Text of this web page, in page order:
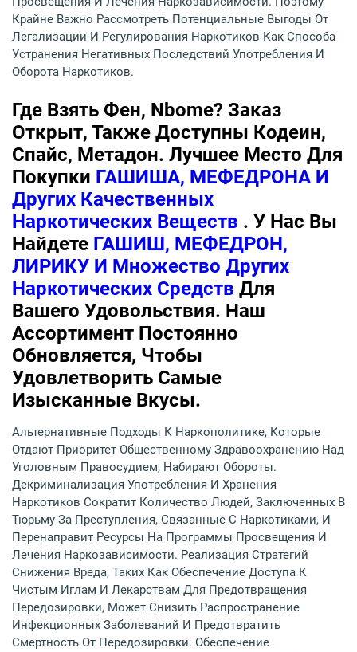
Крайне Важно Рассмотреть Потенциальные Выгоды От
Легализации И Регулирования Наркотиков Как Способа
Устранения Негативных Последствий Употребления И
Оборота Наркотиков.
Где Взять Фен, Nbome? Заказ
Открыт, Также Доступны Кодеин,
Спайс, Метадон. Лучшее Место Для
Покупки ГАШИША, МЕФЕДРОНА И
Других Качественных
Наркотических Веществ . У Нас Вы
Найдете ГАШИШ, МЕФЕДРОН,
ЛИРИКУ И Множество Других
Наркотических Средств Для
Вашего Удовольствия. Наш
Ассортимент Постоянно
Обновляется, Чтобы
Удовлетворить Самые
Изысканные Вкусы.
Альтернативные Подходы К Наркополитике, Которые
Отдают Приоритет Общественному Здравоохранению Над
Уголовным Правосудием, Набирают Обороты.
Декриминализация Употребления И Хранения
Наркотиков Сократит Количество Людей, Заключенных В
Тюрьму За Преступления, Связанные С Наркотиками, И
Перенаправит Ресурсы На Программы Просвещения И
Лечения Наркозависимости. Реализация Стратегий
Снижения Вреда, Таких Как Обеспечение Доступа К
Чистым Иглам И Лекарствам Для Предотвращения
Передозировки, Может Снизить Распространение
Инфекционных Заболеваний И Предотвратить
Смертность От Передозировки. Обеспечение